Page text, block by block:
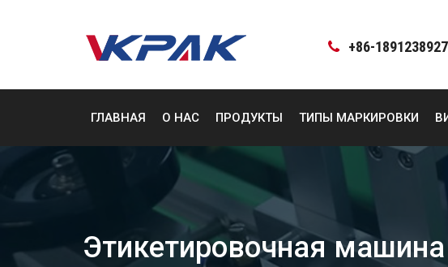
+86-
ГЛАВНАЯ О НАС ПРОДУКТЫ ТИПЫ МАРКИРОВКИ
Этикетировочная